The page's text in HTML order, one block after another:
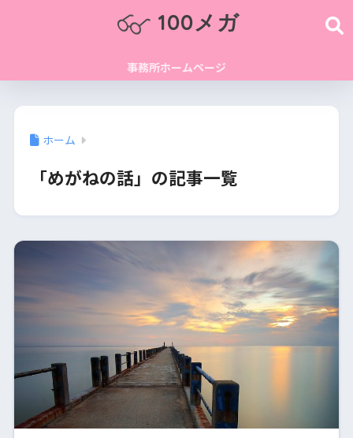
100メガ
事務所ホームページ
ホーム
「めがねの話」の記事一覧